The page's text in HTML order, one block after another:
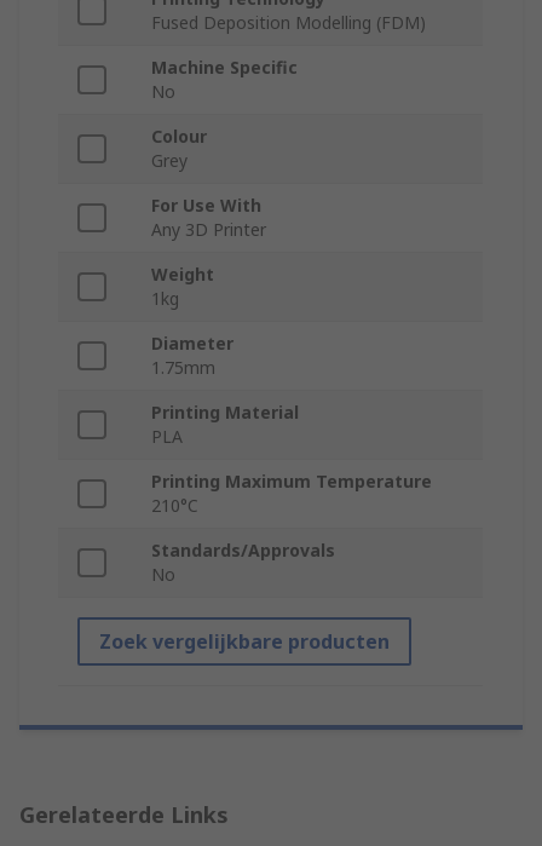
Fused Deposition Modelling (FDM)
Machine Specific
No
Colour
Grey
For Use With
Any 3D Printer
Weight
1kg
Diameter
1.75mm
Printing Material
PLA
Printing Maximum Temperature
210°C
Standards/Approvals
No
Zoek vergelijkbare producten
Gerelateerde Links